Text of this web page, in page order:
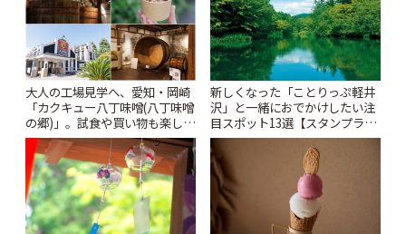
大人の工場見学へ、愛知・岡崎
「カクキュー八丁味噌(八丁味噌
の郷)」。試食や買い物も楽しみ
♪ | ことりっぷ
新しくなった「ことりっぷ軽井
沢」と一緒におでかけしたい注
目スポット13選【スタンプラリ
ー開催中】 | ことりっぷ